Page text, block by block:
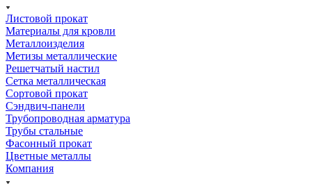
Листовой прокат
Материалы для кровли
Металлоизделия
Метизы металлические
Решетчатый настил
Сетка металлическая
Сортовой прокат
Сэндвич-панели
Трубопроводная арматура
Трубы стальные
Фасонный прокат
Цветные металлы
Компания